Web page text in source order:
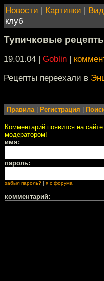
Новости | Картинки |
клуб
Тупичковые
19.01.04 | Goblin |
Рецепты переехали в
Правила| Регистрация
Комментарий появится на
модератором!
имя:
пароль:
забыл пароль? я с форума
комментарий: